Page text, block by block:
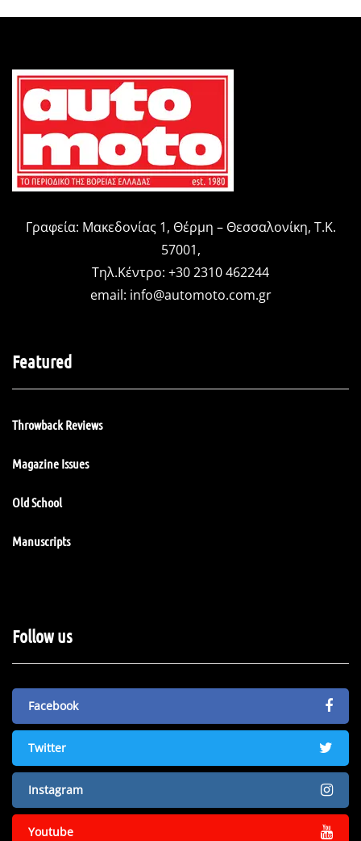
Γραφεία: Μακεδονίας 1, Θέρμη – Θεσσαλονίκη, Τ.Κ.
57001,
Τηλ.Κέντρο: +30 2310 462244
email: info@automoto.com.gr
Featured
Throwback Reviews
Magazine Issues
Old School
Manuscripts
Follow us
Facebook
Twitter
Instagram
Youtube